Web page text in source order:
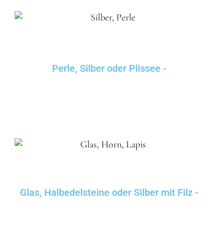
Perle, Silber oder Plissee -
Glas, Halbedelsteine oder Silber mit Filz -